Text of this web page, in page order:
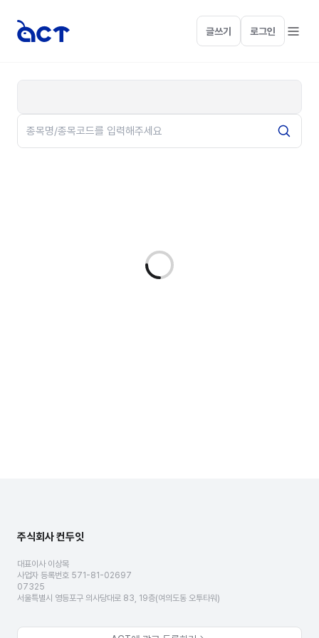
글쓰기 로그인
주식회사 컨두잇
대표이사 이상목
사업자 등록번호 571-81-02697
07325
서울특별시 영등포구 의사당대로 83, 19층(여의도동 오투타워)